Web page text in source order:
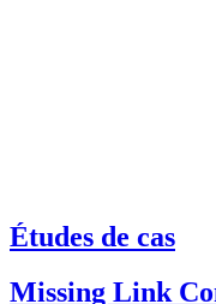
Études de cas
Missing Link